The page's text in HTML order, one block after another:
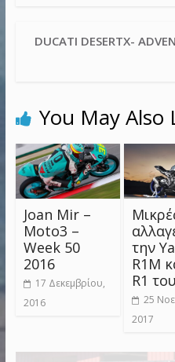
DUCATI DESERTX-
You May Also
Joan Mir –
Moto3 –
Week 50
2016
17 Δεκεμβρίου,
2016
την
R1M
R1
25
2017